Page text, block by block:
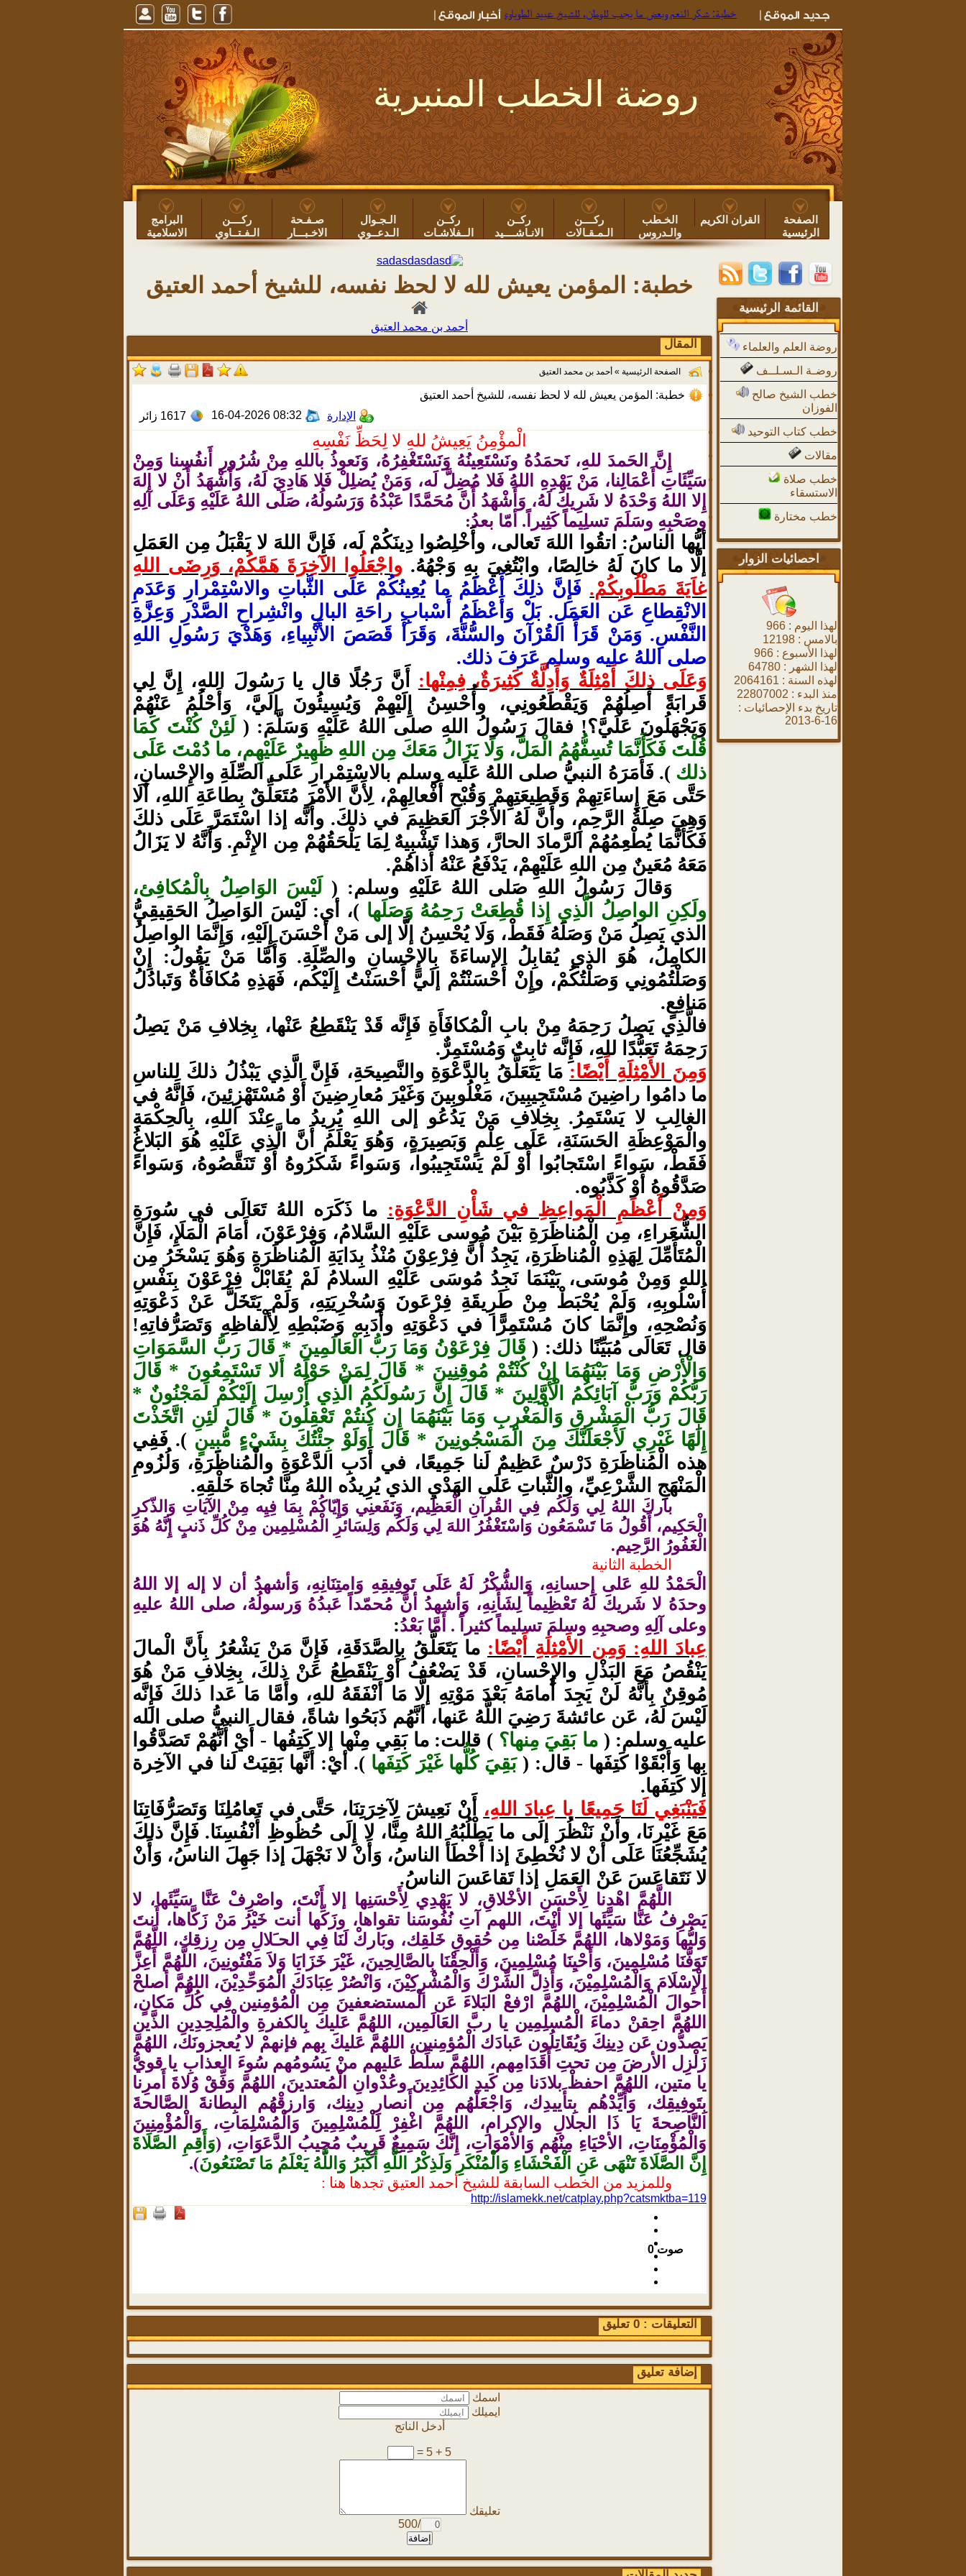
خطبة: بعض أضرار سهر الليل ونوم النهار، للشيخ عبيد الطوياوي=> عبيد بن عساف الطوياوي ۞ خطبة: شكر النعم وبعض ما يجب للوطن، للشيخ عبيد الطوياوي=> جديد خطب الروضة ۞
روضة الخطب المنبرية
الصفحة
الرئيسية
القران الكريم
الخـطب
والـدروس
ركــــن
الـمـقـالات
ركــن
الانـاشــــيد
ركــن
الــفلاشـات
الـجـوال
الـدعــوي
صـفـحة
الاخـبـــار
ركــــن
الـفـتــاوي
البرامج
الاسلامية
القائمة الرئيسية
روضة العلم والعلماء
روضـة الـسـلــف
الفوزان
خطب كتاب التوحيد
مقالات
الاستسقاء
خطب مختارة
احصائيات الزوار
لهذا اليوم : 966
بالامس : 12198
لهذا الأسبوع : 966
لهذا الشهر : 64780
لهذه السنة : 2064161
منذ البدء : 22807002
تاريخ بدء الإحصائيات :
16-6-2013
خطبة: المؤمن يعيش لله لا لحظ نفسه، للشيخ أحمد العتيق
أحمد بن محمد العتيق
المقال
الصفحة الرئيسية » أحمد بن محمد العتيق
خطبة: المؤمن يعيش لله لا لحظ نفسه، للشيخ أحمد العتيق
1617 زائر 16-04-2026 08:32 الإدارة
الْمؤْمِنُ يَعِيشُ للهِ لا لِحَظِّ نَفْسِهِ
إِنَّ الحَمدَ للهِ، نَحمَدُهُ ونَسْتَعِينُهُ وَنَسْتَغْفِرُهُ، وَنَعوذُ باللهِ مِنْ شُرُورِ أَنفُسِنا وَمِنْ
سَيِّئَاتِ أَعْمَالِنا، مَنْ يَهْدِهِ اللهُ فَلا مُضِلَّ لَه، وَمَنْ يُضلِلْ فَلا هَادِيَ لَهُ، وَأَشْهَدُ أَنْ لا إلهَ
إِلا اللهُ وَحْدَهُ لا شَرِيكَ لَهُ، وَأَشْهَدُ أَنَّ مُحَمَّدًا عَبْدُهُ وَرَسُولُهُ، صَلَى اللهُ عَلَيْهِ وَعَلَى آلِهِ
وصَحْبِهِ وسَلَمَ تسلِيماً كَثِيراً. أمّا بعدُ:
أيُّها الناسُ: اتقُوا اللهَ تَعالى، وأَخْلِصُوا دِينَكُمْ لَه، فَإِنَّ اللهَ لا يَقْبَلُ مِن العَمَلِ
إلَّا ما كانَ لَهُ خالِصًا، وابْتُغِيَ بِهِ وَجْهُهُ. واجْعَلُوا الآخِرَةَ هَمَّكُمْ، وَرِضَى اللهِ
غاَيَةَ مَطْلُوبِكُمْ. فَإِنَّ ذلِكَ أَعْظَمُ ما يُعِينُكُمْ عَلَى الثَّباتِ والاسْتِمْرارِ وَعَدَمِ
الانْقِطاعِ عَن العَمَلِ. بَلْ وَأَعْظَمُ أَسْبابِ راحَةِ البالِ وانْشِراحِ الصَّدْرِ وَعِزَّةِ
النَّفْسِ. وَمَنْ قَرَأَ القُرْآنَ والسُّنَّةَ، وَقَرَأَ قَصَصَ الأَنْبِياءِ، وَهَدْيَ رَسُولِ اللهِ
صلى اللهُ عليه وسلم عَرَفَ ذلك.
وَعَلَى ذلكَ أَمْثِلَةٌ وَأَدِلَّةٌ كَثِيرَةٌ، فِمِنْها: أَنَّ رَجُلًا قال يا رَسُولَ اللهِ، إِنَّ لِي
قَرابَةً أَصِلُهُمْ وَيَقْطَعُونِي، وأُحْسِنُ إِلَيْهِمْ وَيُسِيئُونَ إلَيَّ، وَأَحْلُمُ عَنْهُمْ
وَيَجْهَلُونَ عَلَيَّ؟! فقالَ رَسُولُ اللهِ صلى اللهُ عَلَيْهِ وَسَلَّمَ: ( لَئِنْ كُنْتَ كَمَا
قُلْتَ فَكَأَنَّمَا تُسِفُّهُمُ الْمَلَّ، وَلَا يَزَالُ مَعَكَ مِن اللهِ ظَهِيرٌ عَلَيْهِم، ما دُمْتَ عَلَى
ذلك ). فَأَمَرَهُ النبيُّ صلى اللهُ عَلَيه وسلم بالاسْتِمْرارِ عَلَى الصِّلَةِ والإِحْسانِ،
حَتَّى مَعَ إِساءَتِهِمْ وَقَطِيعَتِهِمْ وَقُبْحِ أَفْعالِهِمْ، لِأَنَّ الأَمْرَ مُتَعَلِّقٌ بِطاعَةِ اللهِ، ألَا
وَهِيَ صِلَةُ الرَّحِمِ، وأَنَّ لَهُ الأَجْرَ العَظِيمَ في ذلكَ. وأَنَّه إذا اسْتَمَرَّ عَلَى ذلكَ
فَكَأَنَّمَا يُطْعِمُهُمْ الرَّمادَ الحارَّ، وَهذا تَشْبِيهٌ لِمَا يَلْحَقُهُمْ مِن الإِثْمِ. وَأَنَّهُ لا يَزَالُ
مَعَهُ مُعَينٌ مِن اللهِ عَلَيْهِمْ، يَدْفَعُ عَنْهُ أَذاهُمْ.
وَقالَ رَسُولُ اللهِ صَلى اللهُ عَلَيْهِ وسلم: ( لَيْسَ الوَاصِلُ بِالْمُكافِئ،
ولَكِنِ الواصِلُ الَّذِي إِذا قُطِعَتْ رَحِمُهُ وَصَلَها )، أي: لَيْسَ الوَاصِلُ الحَقِيقِيُّ
الذي يَصِلُ مَنْ وَصَلَهُ فَقَطْ، وَلَا يُحْسِنُ إلَّا إلى مَنْ أَحْسَنَ إِلَيْهِ، وَإِنَّمَا الواصِلُ
الكامِلُ، هُوَ الذي يُقابِلُ الإساءَةَ بِالإِحْسانِ والصِّلَةِ. وَأَمَّا مَنْ يَقُولُ: إِنْ
وَصَلْتُمُونِي وَصَلْتُكُمْ، وإِنْ أَحْسَنْتُمْ إلَيَّ أَحْسَنْتُ إِلَيْكُم، فَهَذِهِ مُكافَأَةٌ وَتَبادُلُ
مَنافِعٍ.
فالَّذِي يَصِلُ رَحِمَهُ مِنْ بابِ الْمُكافَأَةِ فَإِنَّه قَدْ يَنْقَطِعُ عَنْها، بِخِلافِ مَنْ يَصِلُ
رَحِمَهُ تَعَبُّدًا للهِ، فَإِنَّه ثابِتٌ وَمُسْتَمِرٌّ.
وَمِنَ الأَمْثِلَةِ أَيْضًا: مَا يَتَعَلَّقُ بِالدَّعْوَةِ والنَّصِيحَةِ، فَإِنَّ الَّذِي يَبْذُلُ ذلكَ لِلناسِ
ما دامُوا راضِينَ مُسْتَجِيبِينَ، مَغْلُوبِينَ وَغَيْرَ مُعارِضِينَ أَوْ مُسْتَهْزِئِينَ، فَإِنَّهُ في
الغالِبِ لا يَسْتَمِرُ. بِخِلافِ مَنْ يَدُعُو إلى اللهِ يُرِيدُ ما عِنْدَ اللهِ، بِالحِكْمَةِ
والْمَوْعِظَةِ الحَسَنَةِ، عَلَى عِلْمٍ وَبَصِيرَةٍ، وَهُوَ يَعْلَمُ أَنَّ الَّذِي عَلَيْهِ هُوَ البَلاغُ
فَقَطْ، سَواءً اسْتَجابُوا أَوْ لَمْ يَسْتَجِيبُوا، وَسَواءً شَكَرُوهُ أَوْ تَنَقَّصُوهُ، وَسَواءً
صَدَّقُوهُ أَوْ كَذَّبُوه.
وَمِنْ أَعْظَمِ الْمَواعِظِ في شَأْنِ الدَّعْوَةِ: ما ذَكَرَه اللهُ تَعَالَى في سُورَةِ
الشُّعَراءِ، مِن الْمُناظَرَةِ بَيْنَ مُوسى عَلَيْهِ السَّلامُ، وَفِرْعَوْنَ، أَمَامَ الْمَلَإِ، فَإِنَّ
الْمُتَأَمِّلَ لِهَذِهِ الْمُناظَرَةِ، يَجِدُ أَنَّ فِرْعِوْنَ مُنْذُ بِدَايَةِ الْمُناظَرَةِ وَهُوَ يَسْخَرُ مِن
اللهِ وَمِنْ مُوسَى، بَيْنَمَا نَجِدُ مُوسَى عَلَيْهِ السلامُ لَمْ يُقَابْلْ فِرْعَوْنَ بِنَفْسِ
أُسْلُوبِهِ، وَلَمْ يُحْبَطْ مِنْ طَرِيقَةِ فِرْعَونَ وَسُخْرِيَتِهِ، وَلَمْ يَتَخَلَّ عَنْ دَعْوَتِهِ
وَنُصْحِهِ، وإِنَّمَا كانَ مُسْتَمِرًّا في دَعْوَتِهِ وأَدَبِهِ وَضَبْطِهِ لِأَلْفاظِهِ وَتَصَرُّفاتِهِ!
قال تَعَالَى مُبَيِّنًا ذلك: ( قَالَ فِرْعَوْنُ وَمَا رَبُّ الْعَالَمِينَ * قَالَ رَبُّ السَّمَوَاتِ
وَالْأَرْضِ وَمَا بَيْنَهُمَا إِنْ كُنْتُمْ مُوقِنِينَ * قَالَ لِمَنْ حَوْلَهُ أَلا تَسْتَمِعُونَ * قَالَ
رَبُّكُمْ وَرَبُّ آبَائِكُمُ الْأَوَّلِينَ * قَالَ إِنَّ رَسُولَكُمُ الَّذِي أُرْسِلَ إِلَيْكُمْ لَمَجْنُونٌ *
قَالَ رَبُّ الْمَشْرِقِ وَالْمَغْرِبِ وَمَا بَيْنَهُمَا إِن كُنتُمْ تَعْقِلُونَ * قَالَ لَئِنِ اتَّخَذْتَ
إِلَٰهًا غَيْرِي لَأَجْعَلَنَّكَ مِنَ الْمَسْجُونِينَ * قَالَ أَوَلَوْ جِئْتُكَ بِشَيْءٍ مُّبِينٍ ). فَفِي
هذه الْمُناظَرَةِ دَرْسٌ عَظِيمٌ لَنا جَمِيعًا، في أَدَبِ الدَّعْوَةِ والْمُناظَرَةِ، وَلُزُومِ
الْمَنْهَجِ الشَّرْعِيِّ، والثَّباتِ عَلَى الهَدْيِ الذي يُرِيدُه اللهُ مِنَّا تُجاهَ خَلْقِهِ.
باركَ اللهُ لِي وَلَكُم فِي القُرآنِ الْعَظِيم، وَنَفَعنِي وَإِيّاكُمْ بِمَا فِيِه مِنْ الآيَاتِ وَالذّكرِ
الْحَكِيم، أَقُولُ مَا تَسْمَعُون وَاسْتَغْفُرُ اللهَ لِي وَلَكُم وَلِسَائرِ الْمُسْلِمِين مِنْ كُلِّ ذَنبٍ إِنَّهُ هُوَ
الْغَفُورُ الرَّحِيم.
الخطبة الثانية
الْحَمْدُ للهِ عَلى إِحسانِهِ، وَالشُّكْرُ لَهُ عَلَى تَوفِيقِهِ وَامتِنَانِهِ، وَأشهدُ أن لا إله إلا اللهُ
وحدَهُ لا شَريكَ لَهُ تَعْظِيماً لِشَأَنِهِ، وَأشهدُ أنَّ مُحمّداً عَبدُهُ وَرسولُهُ، صلى اللهُ عليهِ
وعلى آلِهِ وصحبِهِ وسلمَ تسليماً كثيراً . أَمَّا بَعْدُ:
عِبادَ اللهِ: وَمِن الأَمْثِلَةِ أَيْضًا: ما يَتَعَلَّقُ بِالصَّدَقَةِ، فَإِنَّ مَنْ يَشْعُرُ بِأَنَّ الْمالَ
يَنْقُصُ مَعَ البَذْلِ والإِحْسانِ، قَدْ يَضْعُفُ أَوْ يَنْقَطِعُ عَنْ ذلكَ، بِخِلافِ مَنْ هُوَ
مُوقِنٌ بِأَنَّهُ لَنْ يَجِدَ أَمامَهُ بَعْدَ مَوْتِهِ إلَّا مَا أَنْفَقَهُ للهِ، وأَمَّا مَا عَدا ذلكَ فَإِنَّه
لَيْسَ لَهُ، عَن عائشةَ رَضِيَ اللَّهُ عَنها، أنَّهُم ذَبَحُوا شاةً، فقال النبيُّ صلى الله
عليه وسلم: (ما بَقِيَ مِنها؟ ) قالت: ما بَقِي مِنْها إلا كَتِفُها - أَيْ أَنَّهُمْ تَصَدَّقُوا
بِها وَأَبْقَوْا كَتِفَها - قال: (بَقِيَ كُلُّها غَيْرَ كَتِفَها ). أيْ: أَنَّها بَقِيَتْ لَنا في الآخِرة
إلا كَتِفَها.
فَيَنْبَغِي لَنَا جَمِيعًا يا عِبادَ اللهِ، أَنْ نَعِيشَ لِآخِرَتِنَا، حَتَّى في تَعامُلِنَا وَتَصَرُّفَاتِنَا
مَعَ غَيْرِنَا، وأَنْ نَنْظُرَ إلَى ما يَطْلُبُهُ اللهُ مِنَّا، لا إِلَى حُظُوظِ أَنْفُسِنَا. فَإِنَّ ذلكَ
يُشَجِّعُنَا عَلَى أَنْ لا نُخْطِئَ إذا أَخْطَأَ الناسُ، وَأَنْ لا نَجْهَلَ إذا جَهِلَ الناسُ، وَأَنْ
لا نَتَقاعَسَ عَنْ العَمَلِ إذا تَقاعَسَ الناسُ.
اللَّهُمَّ اهْدِنا لِأَحْسَنِ الأخْلاقِ، لا يَهْدِي لِأَحْسَنِها إلا أَنْتَ، واصْرِفْ عَنَّا سَيِّئَها، لا
يَصْرِفُ عَنَّا سَيِّئَها إلا أنْتَ، اللهم آتِ نُفُوسَنا تقواها، وزَكِّها أنت خَيْرُ مَنْ زَكَّاها، أَنتَ
وَليُّها وَمَوْلاها، اللهُمَّ خَلِّصْنا مِن حُقوقِ خَلقِك، وبَاركْ لَنَا فِي الحـَلالِ مِن رِزقِك، اللَّهُمَّ
تَوَفَّنَا مُسْلِمِينَ، وَأَحْيِنَا مُسْلِمِينَ، وَأَلْحِقْنَا بِالصَّالِحِينَ، غَيْرَ خَزَايَا وَلاَ مَفْتُونِينَ،
اللَّهُمَّ أَعِزَّ
الْإِسْلَامَ وَالْمُسْلِمِيْنَ، وَأَذِلَّ الشِّرْكَ وَالْمُشْرِكِيْنَ، وَانْصُرْ عِبَادَكَ الْمُوَحِّدِيْنَ، اللهُمَّ أصلحْ
أَحوالَ الْمُسْلِمِيْنَ، اللهُمَّ ارْفعْ البَلاءَ عَن الْمستضعفينَ مِن الْمُؤمِنين فِي كُلِّ مَكانٍ،
اللهُمَّ احِقنْ دماءَ الْمُسلِمِين يا ربَّ العَالَمِين،
اللهُمَّ عَليكَ بِالكفرةِ والْمُلِحِدِين الذَّين
يَصدُّون عَن دِينِكَ وَيُقَاتِلُون عَبادَك الْمُؤمِنين، اللهُمَّ عَليكَ بِهم فإنهمْ لا يُعجزونَكَ، اللهُمَّ
زَلْزِل الأرضَ مِن تحتِ أَقَدَامِهم، اللهُمَّ سلِّطْ عَليهم منْ يَسُومُهم سُوءَ العذابِ يا قويُّ
يا متين، اللهُمَّ احفظْ بلادَنا مِن كَيدِ الكَائِدِينَ وعُدْوانِ الْمُعتدينَ، اللهُمَّ وَفِّقْ وُلاةَ أَمرِنا
بِتَوفِيقِك، وَأَيِّدْهُم بِتأَييدِك، وَاجْعَلْهُم مِن أَنصارِ دِينِك، وَارزقْهُم البِطانةَ الصَّالحةَ
النَّاصِحةَ يَا ذَا الجلالِ والإكرامِ، اللهُمَّ اغْفِرْ لِلْمُسْلِمِينَ وَالْمُسْلِمَاتِ، وَالْمُؤْمِنِينَ
وَالْمُؤْمِنَاتِ، الأحْيَاءِ مِنْهُم وَالأمْوَاتِ، إِنَّكَ سَمِيعٌ قَرِيبٌ مُجِيبُ الدَّعَوَاتِ، (وَأَقِمِ الصَّلَاةَ
إِنَّ الصَّلَاةَ تَنْهَى عَنِ الْفَحْشَاءِ وَالْمُنْكَرِ وَلَذِكْرُ اللَّهِ أَكْبَرُ وَاللَّهُ يَعْلَمُ مَا تَصْنَعُونَ).
وللمزيد من الخطب السابقة للشيخ أحمد العتيق تجدها هنا :
http://islamekk.net/catplay.php?catsmktba=119
0صوت
التعليقات : 0 تعليق
إضافة تعليق
اسمك
ايميلك
أدخل الناتج
5 + 5 =
تعليقك
/500
إضافة